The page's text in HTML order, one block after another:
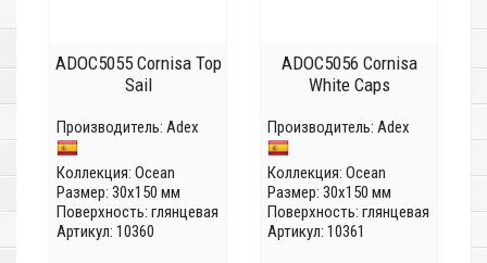
ADOC5055 Cornisa Top
Sail
Производитель: Adex
Коллекция: Ocean
Размер: 30x150 мм
Поверхность: глянцевая
Артикул: 10360
ADOC5056 Cornisa
White Caps
Производитель: Adex
Коллекция: Ocean
Размер: 30x150 мм
Поверхность: глянцевая
Артикул: 10361